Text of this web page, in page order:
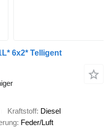
6x2* Telligent
Kraftstoff Diesel
Feder/Luft